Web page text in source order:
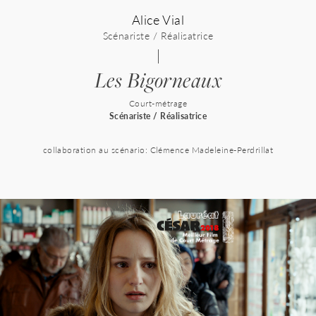
Alice Vial
Scénariste / Réalisatrice
Les Bigorneaux
Court-métrage
Scénariste / Réalisatrice
collaboration au scénario: Clémence Madeleine-Perdrillat